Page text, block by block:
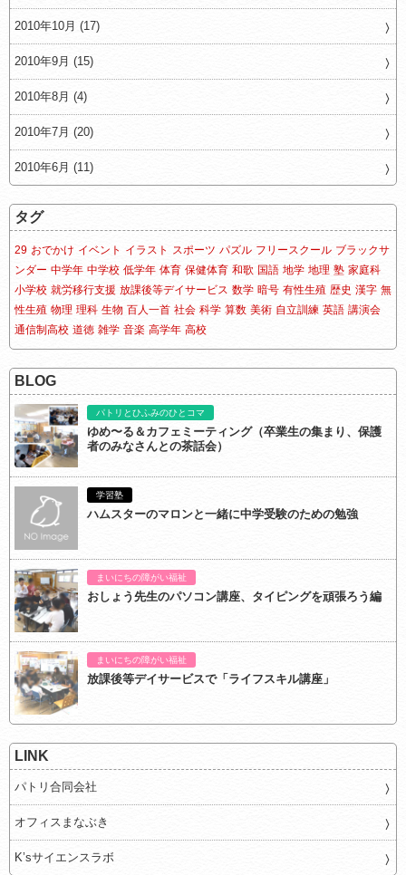
2010年10月 (17)
2010年9月 (15)
2010年8月 (4)
2010年7月 (20)
2010年6月 (11)
タグ
29 おでかけ イベント イラスト スポーツ パズル フリースクール ブラックサ
ンダー 中学年 中学校 低学年 体育 保健体育 和歌 国語 地学 地理 塾 家庭科
小学校 就労移行支援 放課後等デイサービス 数学 暗号 有性生殖 歴史 漢字 無
性生殖 物理 理科 生物 百人一首 社会 科学 算数 美術 自立訓練 英語 講演会
通信制高校 道徳 雑学 音楽 高学年 高校
BLOG
パトリとひふみのひとコマ
ゆめ〜る＆カフェミーティング（卒業生の集まり、保護
者のみなさんとの茶話会）
学習塾
ハムスターのマロンと一緒に中学受験のための勉強
まいにちの障がい福祉
おしょう先生のパソコン講座、タイピングを頑張ろう編
まいにちの障がい福祉
放課後等デイサービスで「ライフスキル講座」
LINK
パトリ合同会社
オフィスまなぶき
K’sサイエンスラボ